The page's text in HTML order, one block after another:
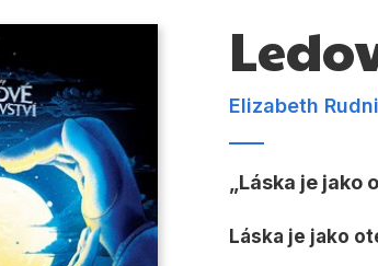
Připravujeme
Bestsellery
Tipy redakce
Umění
Elizabeth
Láska je jako
Láska je jako